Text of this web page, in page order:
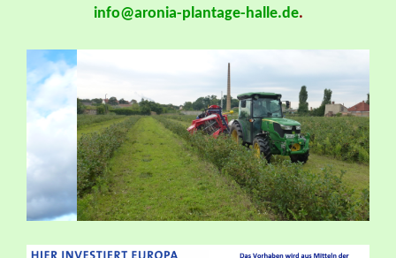
info@aronia-plantage-halle.de.